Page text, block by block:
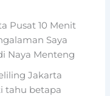
Pusat 10 Menit
Saya
Naya Menteng
Jakarta
tahu betapa